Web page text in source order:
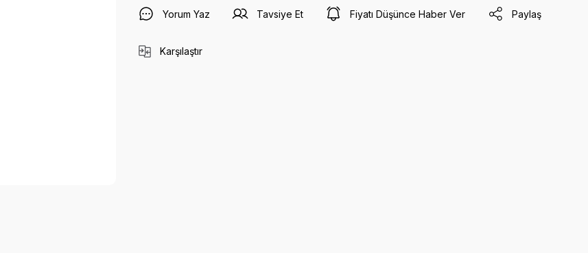
Yorum Yaz Tavsiye Et Fiyatı Düşünce Haber Ver Paylaş
Karşılaştır